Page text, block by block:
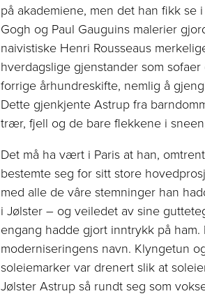
på akademiene, men det han fikk
Gogh og Paul Gauguins malerier
naivistiske Henri Rousseaus
hverdagslige gjenstander som
forrige århundreskifte, nemlig å
Dette gjenkjente ­Astrup fra
trær, fjell og de bare flekkene i
Det må ha vært i Paris at han,
bestemte seg for sitt store
med alle de vâre stem­nin­ger han
i Jølster – og veiledet av sine
en­gang hadde gjort inntrykk på
moderniseringens navn. Klyngetun
soleiemarker var drenert slik at
Jølster Astrup så rundt seg som